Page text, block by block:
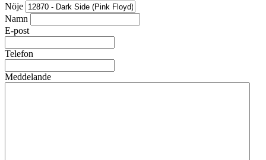
Nöje
Namn
E-post
Telefon
Meddelande